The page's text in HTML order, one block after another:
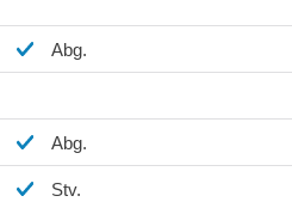
Abg.
Abg.
Stv.